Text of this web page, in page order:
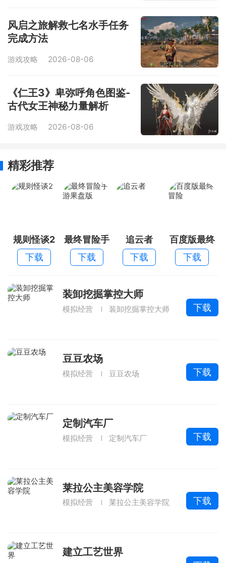
风启之旅解救七名水手任务
完成方法
游戏攻略 2026-08-06
《仁王3》卑弥呼角色图鉴-
古代女王神秘力量解析
游戏攻略 2026-08-06
精彩推荐
规则怪谈2
下载
最终冒险手
游果盘版
下载
追云者
下载
百度版最终
冒险
下载
装卸挖掘掌控大师
模拟经营 装卸挖掘掌控大师 下载
豆豆农场
模拟经营 豆豆农场 下载
定制汽车厂
模拟经营 定制汽车厂 下载
莱拉公主美容学院
模拟经营 莱拉公主美容学院 下载
建立工艺世界